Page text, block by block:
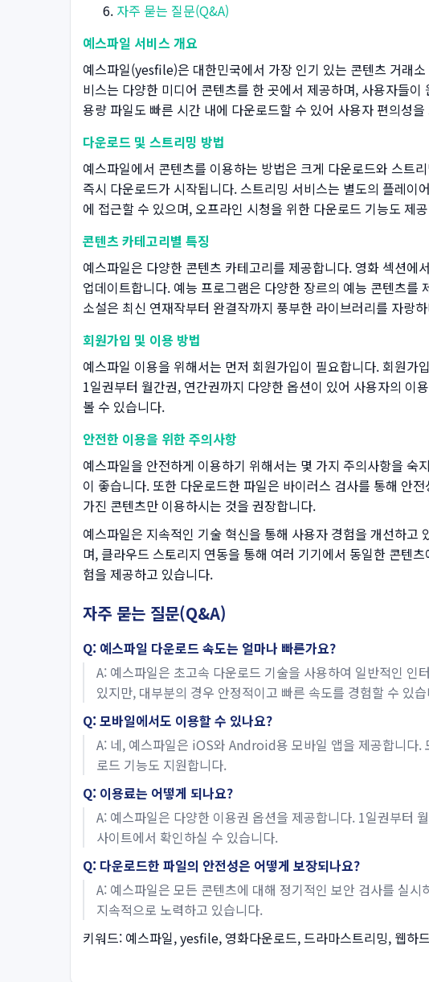
자주 묻는 질문(Q&A)
예스파일 서비스 개요
예스파일(yesfile)은 대한민국에서 가장 인기 있는 콘텐츠 거래
비스는 다양한 미디어 콘텐츠를 한 곳에서 제공하며, 사용자들
용량 파일도 빠른 시간 내에 다운로드할 수 있어 사용자 편의성
다운로드 및 스트리밍 방법
예스파일에서 콘텐츠를 이용하는 방법은 크게 다운로드와 스트
즉시 다운로드가 시작됩니다. 스트리밍 서비스는 별도의 플레
에 접근할 수 있으며, 오프라인 시청을 위한 다운로드 기능도 제
콘텐츠 카테고리별 특징
예스파일은 다양한 콘텐츠 카테고리를 제공합니다. 영화 섹션
업데이트합니다. 예능 프로그램은 다양한 장르의 예능 콘텐츠
소설은 최신 연재작부터 완결작까지 풍부한 라이브러리를 자랑
회원가입 및 이용 방법
예스파일 이용을 위해서는 먼저 회원가입이 필요합니다. 회원
1일권부터 월간권, 연간권까지 다양한 옵션이 있어 사용자의 이
볼 수 있습니다.
안전한 이용을 위한 주의사항
예스파일을 안전하게 이용하기 위해서는 몇 가지 주의사항을
이 좋습니다. 또한 다운로드한 파일은 바이러스 검사를 통해 안
가진 콘텐츠만 이용하시는 것을 권장합니다.
예스파일은 지속적인 기술 혁신을 통해 사용자 경험을 개선하
며, 클라우드 스토리지 연동을 통해 여러 기기에서 동일한 콘텐
험을 제공하고 있습니다.
자주 묻는 질문(Q&A)
Q: 예스파일 다운로드 속도는 얼마나 빠른가요?
A: 예스파일은 초고속 다운로드 기술을 사용하여 일반적인
있지만, 대부분의 경우 안정적이고 빠른 속도를 경험할 수 있
Q: 모바일에서도 이용할 수 있나요?
A: 네, 예스파일은 iOS와 Android용 모바일 앱을 제공합니다.
로드 기능도 지원합니다.
Q: 이용료는 어떻게 되나요?
A: 예스파일은 다양한 이용권 옵션을 제공합니다. 1일권부터
사이트에서 확인하실 수 있습니다.
Q: 다운로드한 파일의 안전성은 어떻게 보장되나요?
A: 예스파일은 모든 콘텐츠에 대해 정기적인 보안 검사를 실
지속적으로 노력하고 있습니다.
키워드: 예스파일, yesfile, 영화다운로드, 드라마스트리밍, 웹하드